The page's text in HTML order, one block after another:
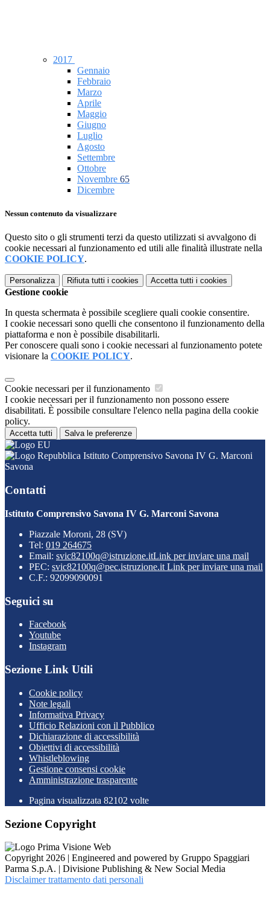
2017
Gennaio
Febbraio
Marzo
Aprile
Maggio
Giugno
Luglio
Agosto
Settembre
Ottobre
Novembre 65
Dicembre
Nessun contenuto da visualizzare
Questo sito o gli strumenti terzi da questo utilizzati si avvalgono di
cookie necessari al funzionamento ed utili alle finalità illustrate nella
COOKIE POLICY.
Personalizza Rifiuta tutti i cookies Accetta tutti i cookies
Gestione cookie
In questa schermata è possibile scegliere quali cookie consentire.
I cookie necessari sono quelli che consentono il funzionamento della
piattaforma e non è possibile disabilitarli.
Per conoscere quali sono i cookie necessari al funzionamento potete
visionare la COOKIE POLICY.
Cookie necessari per il funzionamento
I cookie necessari per il funzionamento non possono essere
disabilitati. È possibile consultare l'elenco nella pagina della cookie
policy.
Accetta tutti Salva le preferenze
Istituto Comprensivo Savona IV G. Marconi
Savona
Contatti
Istituto Comprensivo Savona IV G. Marconi Savona
Piazzale Moroni, 28 (SV)
Tel: 019 264675
Email: svic82100q@istruzione.itLink per inviare una mail
PEC: svic82100q@pec.istruzione.it Link per inviare una mail
C.F.: 92099090091
Seguici su
Facebook
Youtube
Instagram
Sezione Link Utili
Cookie policy
Note legali
Informativa Privacy
Ufficio Relazioni con il Pubblico
Dichiarazione di accessibilità
Obiettivi di accessibilità
Whistleblowing
Gestione consensi cookie
Amministrazione trasparente
Pagina visualizzata 82102 volte
Sezione Copyright
Copyright 2026 | Engineered and powered by Gruppo Spaggiari
Parma S.p.A. | Divisione Publishing & New Social Media
Disclaimer trattamento dati personali